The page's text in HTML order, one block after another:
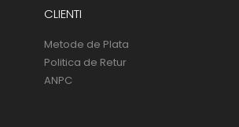
CLIENTI
Metode de Plata
Politica de Retur
ANPC